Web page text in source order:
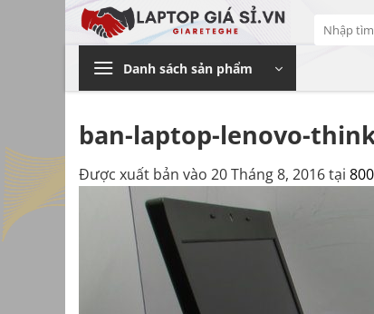
Bỏ
qua
dung
Tìm
kiếm:
Danh sách sản phẩm
ban-laptop-lenovo-
Được xuất bản vào 20 Tháng 8, 2016tại